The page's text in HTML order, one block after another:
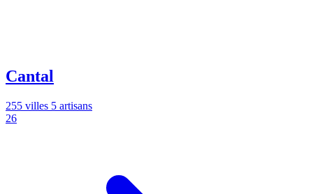
Cantal
255 villes 5 artisans
26